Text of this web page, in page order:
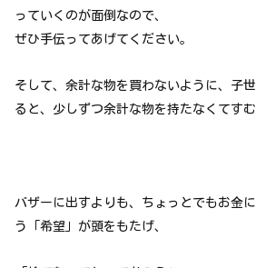
っていくのが面倒なので、
ぜひ手伝ってあげてください。
そして、余計な物を買わないように、子
ると、少しずつ余計な物を持たなくてす
バザーに出すよりも、ちょっとでもお金
う「希望」が頭をもたげ、